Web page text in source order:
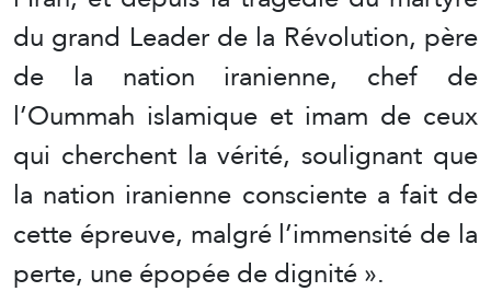
du grand Leader de la Révolution, père
de la nation iranienne, chef de
l’Oummah islamique et imam de ceux
qui cherchent la vérité, soulignant que
la nation iranienne consciente a fait de
cette épreuve, malgré l’immensité de la
perte, une épopée de dignité ».